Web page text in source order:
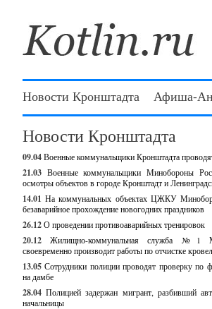
Новости Кронштадта Афиша-
Новости Кронштадта
09.04Военные коммунальщики Кронштадта
21.03 Военные коммунальщики Минобороны
осмотры объектов в городе Кронштадт и
14.01 На коммунальных объектах ЦЖКУ
безаварийное прохождение новогодних праздников
26.12О проведении противоаварийных тренировок
20.12
Жилищно-коммунальная служба №1
своевременно производит работы по отчистке
13.05 Сотрудники полиции проводят проверку по
на дамбе
28.04 Полицией задержан мигрант, разбивший
начальницы